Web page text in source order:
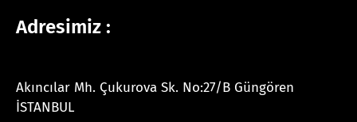
Adresimiz :
Akıncılar Mh. Çukurova Sk. No:27/B Güngören
İSTANBUL